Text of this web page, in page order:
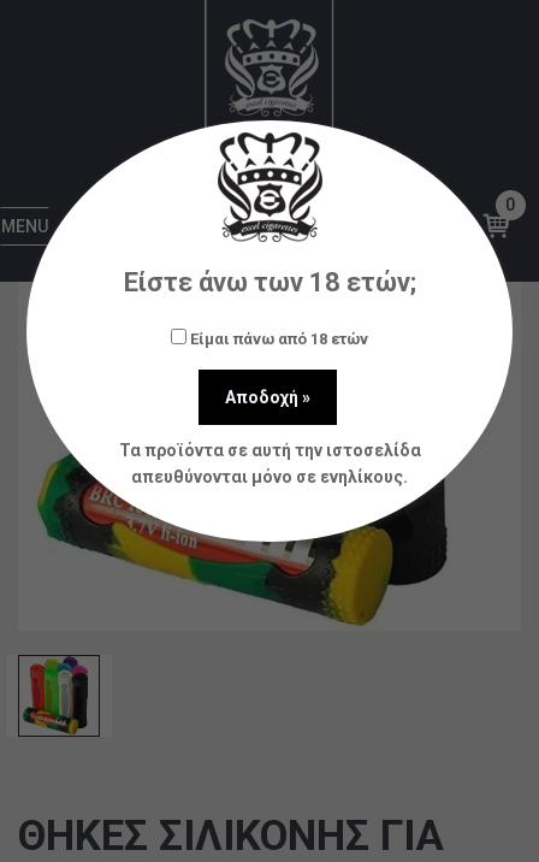
MENU
0
Αξεσουάρ Μπαταρίες
ΣΙΛΙΚΟΝΗΣ ΓΙΑ ΜΠΑΤΑΡΙΕΣ 18650
ΘΗΚΕΣ ΣΙΛΙΚΟΝΗΣ ΓΙΑ
Είστε άνω των 18 ετών;
Είμαι πάνω από 18 ετών
Τα προϊόντα σε αυτή την ιστοσελίδα
απευθύνονται μόνο σε ενηλίκους.